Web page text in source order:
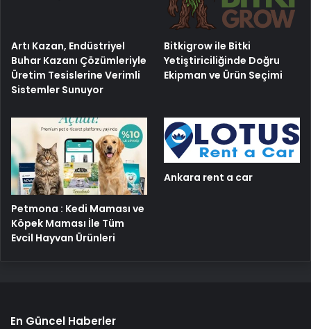
Artı Kazan, Endüstriyel
Buhar Kazanı Çözümleriyle
Üretim Tesislerine Verimli
Sistemler Sunuyor
Bitkigrow ile Bitki
Yetiştiriciliğinde Doğru
Ekipman ve Ürün Seçimi
Petmona : Kedi Maması ve
Köpek Maması İle Tüm
Evcil Hayvan Ürünleri
Ankara rent a car
En Güncel Haberler